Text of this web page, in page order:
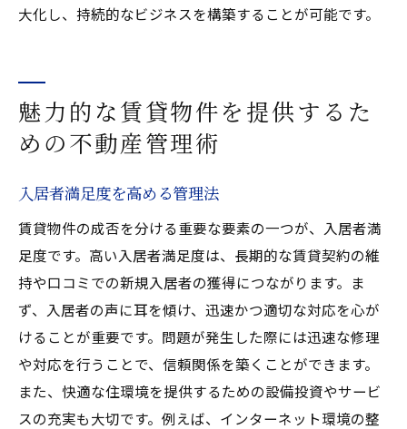
大化し、持続的なビジネスを構築することが可能です。
魅力的な賃貸物件を提供するた
めの不動産管理術
入居者満足度を高める管理法
賃貸物件の成否を分ける重要な要素の一つが、入居者満
足度です。高い入居者満足度は、長期的な賃貸契約の維
持や口コミでの新規入居者の獲得につながります。ま
ず、入居者の声に耳を傾け、迅速かつ適切な対応を心が
けることが重要です。問題が発生した際には迅速な修理
や対応を行うことで、信頼関係を築くことができます。
また、快適な住環境を提供するための設備投資やサービ
スの充実も大切です。例えば、インターネット環境の整